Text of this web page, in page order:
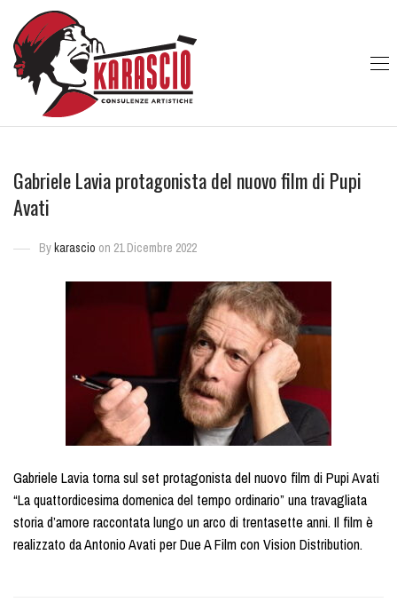
Gabriele Lavia protagonista del nuovo film di Pupi
Avati
Bykarascio on 21 Dicembre 2022
Gabriele Lavia torna sul set protagonista del nuovo film di Pupi Avati
“La quattordicesima domenica del tempo ordinario” una travagliata
storia d’amore raccontata lungo un arco di trentasette anni. Il film è
realizzato da Antonio Avati per Due A Film con Vision Distribution.